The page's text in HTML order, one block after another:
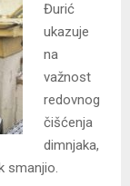
Đurić
ukazuje
na
važnost
redovnog
čišćenja
dimnjaka,
smanjio.